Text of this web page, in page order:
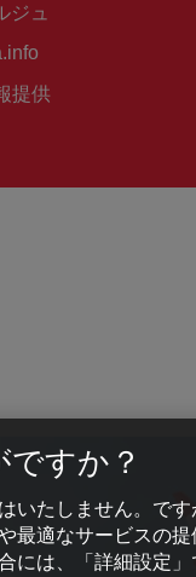
ジュ
提供
すか？
いたしません。で
最適なサービスの
には、「詳細設定